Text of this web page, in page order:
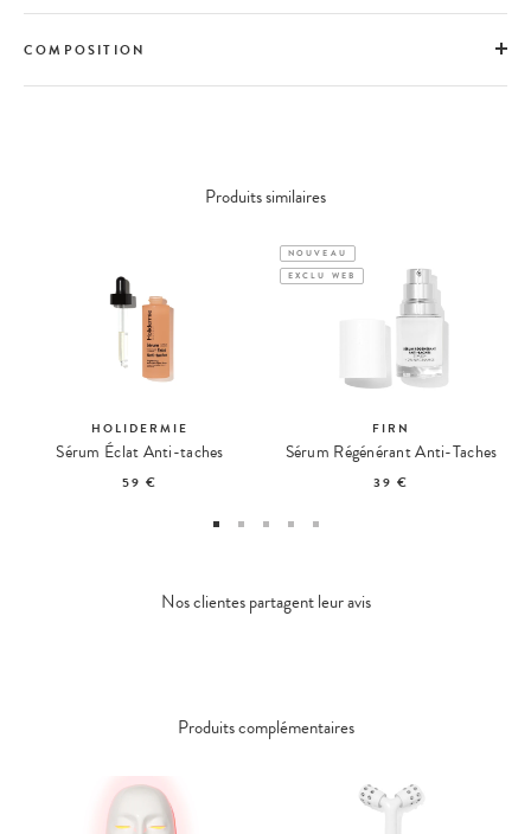
COMPOSITION
Produits similaires
HOLIDERMIE
Sérum Éclat Anti-taches
59 €
NOUVEAU
EXCLU WEB
FIRN
Sérum Régénérant Anti-Taches
39 €
Nos clientes partagent leur avis
Produits complémentaires